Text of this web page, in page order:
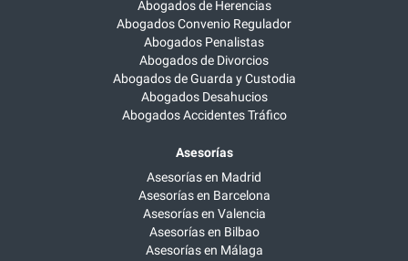
Abogados de Herencias
Abogados Convenio Regulador
Abogados Penalistas
Abogados de Divorcios
Abogados de Guarda y Custodia
Abogados Desahucios
Abogados Accidentes Tráfico
Asesorías
Asesorías en Madrid
Asesorías en Barcelona
Asesorías en Valencia
Asesorías en Bilbao
Asesorías en Málaga